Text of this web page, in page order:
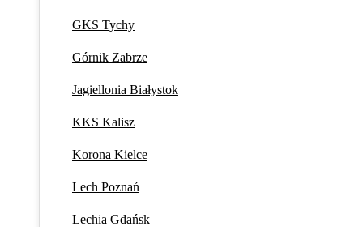
GKS Tychy
Górnik Zabrze
Jagiellonia Białystok
KKS Kalisz
Korona Kielce
Lech Poznań
Lechia Gdańsk